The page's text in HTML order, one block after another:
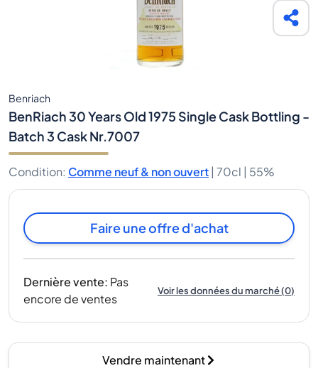
Benriach
BenRiach 30 Years Old 1975 Single Cask Bottling -
Batch 3 Cask Nr.7007
Condition: Comme neuf & non ouvert | 70cl | 55%
Faire une offre d'achat
Dernière vente: Pas
encore de ventes
Voir les données du marché(0)
Vendre maintenant